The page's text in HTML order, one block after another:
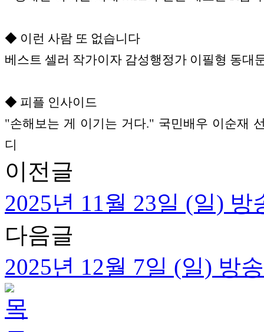
◆ 이런 사람 또 없습니다
베스트 셀러 작가이자 감성행정가 이필형 동대
◆ 피플 인사이드
"손해보는 게 이기는 거다." 국민배우 이순재
디
이전글
2025년 11월 23일 (일) 방
다음글
2025년 12월 7일 (일) 방